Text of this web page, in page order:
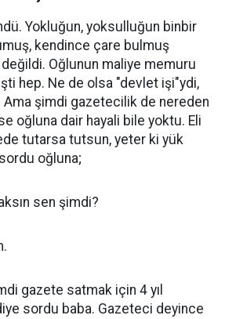
Yokluğun, yoksulluğun binbir
kendince çare bulmuş
Oğlunun maliye memuru
hep. Ne de olsa "devlet işi"ydi,
Ama şimdi gazetecilik de nereden
oğluna dair hayali bile yoktu. Eli
tutarsa tutsun, yeter ki yük
oğluna;
sen şimdi?
gazete satmak için 4 yıl
sordu baba. Gazeteci deyince